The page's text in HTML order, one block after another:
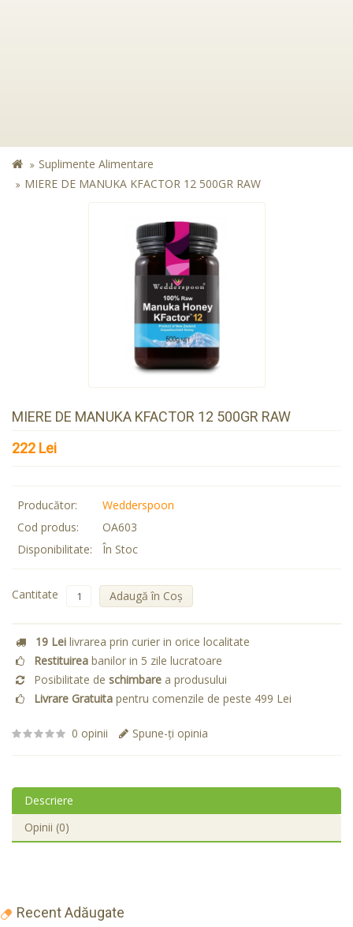
Suplimente Alimentare
MIERE DE MANUKA KFACTOR 12 500GR RAW
MIERE DE MANUKA KFACTOR 12 500GR RAW
222 Lei
Producător:
Wedderspoon
Cod produs:
OA603
Disponibilitate:
În Stoc
Cantitate Adaugă în Coş
19 Lei livrarea prin curier in orice localitate
Restituirea banilor in 5 zile lucratoare
Posibilitate de schimbare a produsului
Livrare Gratuita pentru comenzile de peste 499 Lei
0 opinii Spune-ţi opinia
Descriere
Opinii (0)
Recent Adăugate